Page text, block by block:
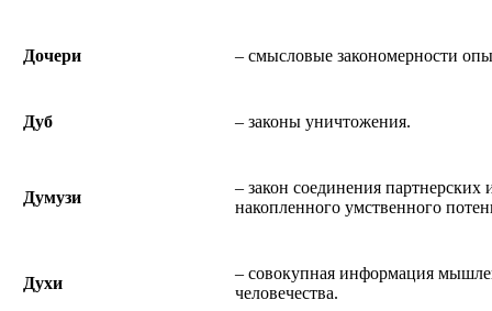
Дочери – смысловые закономерности
Дуб – законы уничтожения.
Думузи
– закон соединения
накопленного умственного
Духи
– совокупная информация
человечества.